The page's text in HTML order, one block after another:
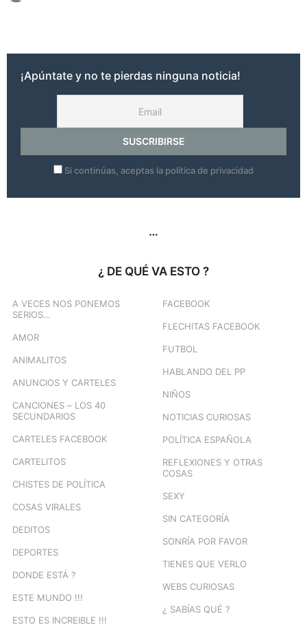
g
¡Apúntate y no te pierdas ninguna noticia!
Si continúas, aceptas la política de privacidad
…
¿ DE QUÉ VA ESTO ?
A VECES NOS PONEMOS
SERIOS…
AMOR
ANIMALITOS
ANUNCIOS Y CARTELES
CANCIONES – LOS 40
SECUNDARIOS
CARTELES FACEBOOK
CARTELITOS
CHISTES DE POLÍTICA
COSAS VIRALES
DEDITOS
DEPORTES
DONDE ESTÁ ?
ESTE MUNDO !!!
ESTO ES INCREIBLE !!!
FACEBOOK
FLECHITAS FACEBOOK
FUTBOL
HABLANDO DEL PP
NIÑOS
NOTICIAS CURIOSAS
POLÍTICA ESPAÑOLA
REFLEXIONES Y OTRAS
COSAS
SEXY
SIN CATEGORÍA
SONRÍA POR FAVOR
TIENES QUE VERLO
WEBS CURIOSAS
¿ SABÍAS QUÉ ?